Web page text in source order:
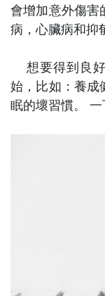
會增加意外傷害
病，心臟病和抑
想要得到良好
始，比如：養成
眠的壞習慣。
一